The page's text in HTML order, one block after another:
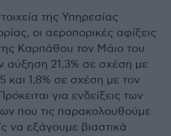
της Υπηρεσίας
οι αεροπορικές αφίξεις
Καρπάθου τον Μάιο του
αύξηση 21,3% σε σχέση με
και 1,8% σε σχέση με τον
για ενδείξεις των
που τις παρακολουθούμε
να εξάγουμε βιαστικά